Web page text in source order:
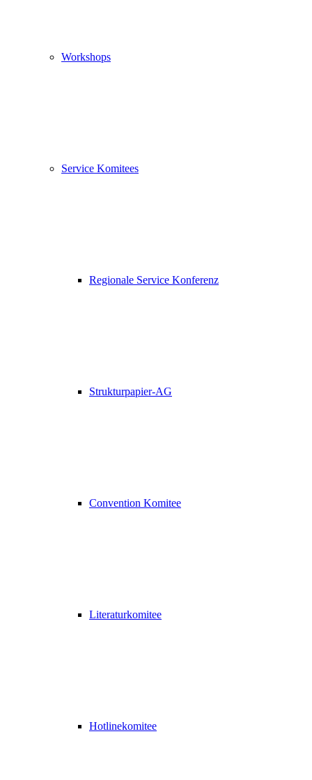
Workshops
Service Komitees
Regionale Service Konferenz
Strukturpapier-AG
Convention Komitee
Literaturkomitee
Hotlinekomitee